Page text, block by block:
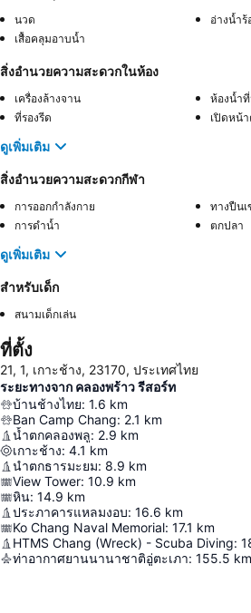
นวด
อ่างน้ำร้
เสื้อคลุมอาบน้ำ
สิ่งอำนวยความสะดวกในห้อง
เครื่องล้างจาน
ห้องน้ำ
ที่รองรีด
เปิดหน้
ดูเพิ่มเติม
สิ่งอำนวยความสะดวกกีฬา
การออกกำลังกาย
ทางปืนเ
การดำน้ำ
ตกปลา
ดูเพิ่มเติม
สำหรับเด็ก
สนามเด็กเล่น
ที่ตั้ง
21, 1, เกาะช้าง, 23170, ประเทศไทย
ระยะทางจาก คลองพร้าว รีสอร์ท
บ้านช้างไทย: 1.6 km
Ban Camp Chang: 2.1 km
น้ำตกคลองพลู: 2.9 km
เกาะช้าง: 4.1 km
นำตกธารมะยม: 8.9 km
View Tower: 10.9 km
หิน: 14.9 km
ประภาคารแหลมงอบ: 16.6 km
Ko Chang Naval Memorial: 17.1 km
HTMS Chang (Wreck) - Scuba Diving:
ท่าอากาศยานนานาชาติอู่ตะเภา: 155.5 km